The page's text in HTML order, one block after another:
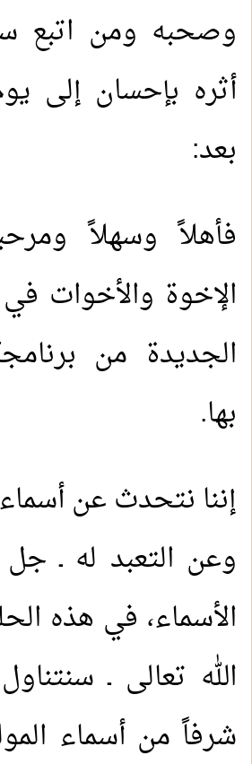
وصحبه ومن اتبع
أثره بإحسان إلى
بعد:
فأهلاً وسهلاً
الإخوة والأخوات
الجديدة من
بها.
إننا نتحدث عن أسماء
وعن التعبد له ـ
الأسماء، في هذه
الله تعالى ـ
شرفاً من أسماء